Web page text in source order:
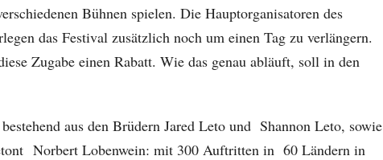
Bühnen spielen. Die Hauptorganisatoren des
das Festival zusätzlich noch um einen Tag zu verlängern.
Zugabe einen Rabatt. Wie das genau abläuft, soll in den
aus den Brüdern Jared Leto und Shannon Leto, sowie
Norbert Lobenwein: mit 300 Auftritten in 60 Ländern in